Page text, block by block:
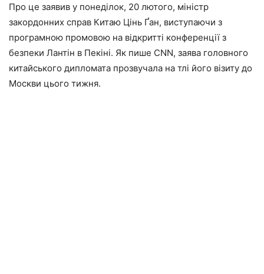
Про це заявив у понеділок, 20 лютого, міністр
закордонних справ Китаю Цінь Ґан, виступаючи з
програмною промовою на відкритті конференції з
безпеки Лантін в Пекіні. Як пише CNN, заява головного
китайського дипломата прозвучала на тлі його візиту до
Москви цього тижня.